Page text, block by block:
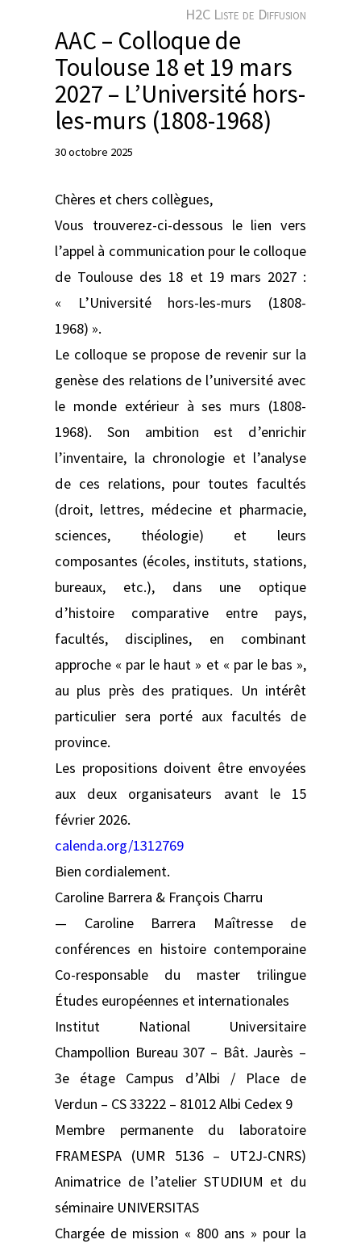
r
H2C Liste de Diffusion
AAC – Colloque de
Toulouse 18 et 19 mars
2027 – L’Université hors-
les-murs (1808-1968)
30 octobre 2025
Chères et chers collègues,
Vous trouverez-ci-dessous le lien vers
l’appel à communication pour le colloque
de Toulouse des 18 et 19 mars 2027 :
« L’Université hors-les-murs (1808-
1968) ».
Le colloque se propose de revenir sur la
genèse des relations de l’université avec
le monde extérieur à ses murs (1808-
1968). Son ambition est d’enrichir
l’inventaire, la chronologie et l’analyse
de ces relations, pour toutes facultés
(droit, lettres, médecine et pharmacie,
sciences, théologie) et leurs
composantes (écoles, instituts, stations,
bureaux, etc.), dans une optique
d’histoire comparative entre pays,
facultés, disciplines, en combinant
approche « par le haut » et « par le bas »,
au plus près des pratiques. Un intérêt
particulier sera porté aux facultés de
province.
Les propositions doivent être envoyées
aux deux organisateurs avant le 15
février 2026.
calenda.org/1312769
Bien cordialement.
Caroline Barrera & François Charru
— Caroline Barrera Maîtresse de
conférences en histoire contemporaine
Co-responsable du master trilingue
Études européennes et internationales
Institut National Universitaire
Champollion Bureau 307 – Bât. Jaurès –
3e étage Campus d’Albi / Place de
Verdun – CS 33222 – 81012 Albi Cedex 9
Membre permanente du laboratoire
FRAMESPA (UMR 5136 – UT2J-CNRS)
Animatrice de l’atelier STUDIUM et du
séminaire UNIVERSITAS
Chargée de mission « 800 ans » pour la